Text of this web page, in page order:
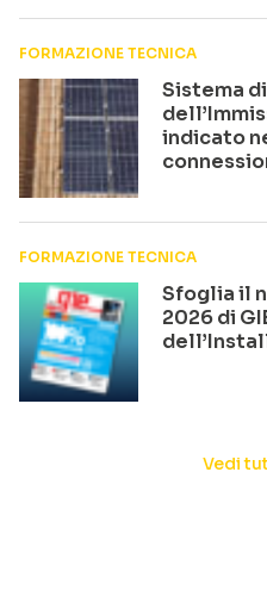
FORMAZIONE TECNICA
Sistema
indicato
FORMAZIONE TECNICA
Sfoglia il
2026 di
Vedi